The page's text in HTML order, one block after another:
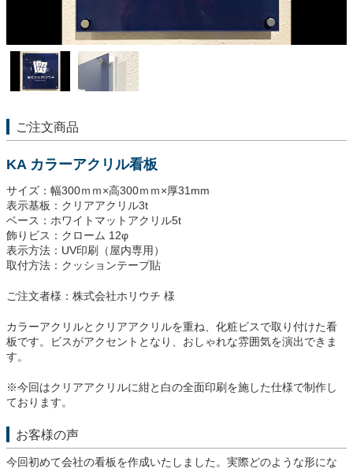
ご注文商品
KA カラーアクリル看板
サイズ：幅300ｍｍ×高300ｍｍ×厚31mm
表示基板：クリアアクリル3t
ベース：ホワイトマットアクリル5t
飾りビス：クローム 12φ
表示方法：UV印刷（屋内専用）
取付方法：クッションテープ貼
ご注文者様：株式会社ホリウチ 様
カラーアクリルとクリアアクリルを重ね、化粧ビスで取り付けた看
板です。ビスがアクセントとなり、おしゃれな雰囲気を演出できま
す。
※今回はクリアアクリルに紺と白の全面印刷を施した仕様で制作し
ております。
お客様の声
今回初めて会社の看板を作成いたしました。実際どのような形にな